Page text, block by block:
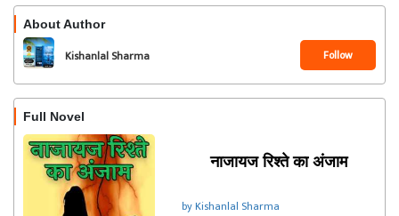
About Author
Kishanlal Sharma Follow
Full Novel
नाजायज रिश्ते का अंजाम
by Kishanlal Sharma